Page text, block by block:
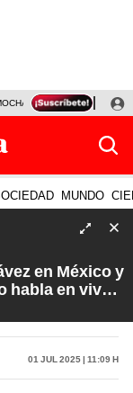
MUNDO
en México y
habla en vivo |
01 Jul 2025 | 11:09 h